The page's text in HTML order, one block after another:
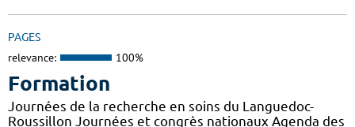
PAGES
relevance: 100%
Formation
Journées de la recherche en soins du Languedoc-
Roussillon Journées et congrès nationaux Agenda des